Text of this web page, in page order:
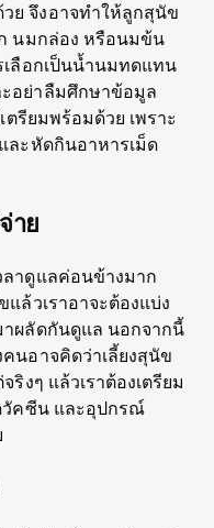
ย จึงอาจทำให้ลูกสุนัข
นมกล่อง หรือนมข้น
เลือกเป็นน้ำนมทดแทน
อย่าลืมศึกษาข้อมูล
ตรียมพร้อมด้วย เพราะ
ละหัดกินอาหารเม็ด
าย
ลาดูแลค่อนข้างมาก
ล้วเราอาจะต้องแบ่ง
ผลัดกันดูแล นอกจากนี้
นอาจคิดว่าเลี้ยงสุนัข
งๆ แล้วเราต้องเตรียม
วัคซีน และอุปกรณ์